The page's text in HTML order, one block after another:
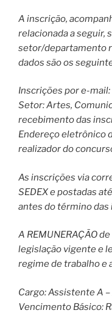
A inscrição,
relacionada a seguir,
setor/departamento
dados são os
Inscrições por e-mail:
Setor: Artes,
recebimento das
Endereço eletrônico
realizador do
As inscrições via
SEDEX e postadas
antes do término das
A REMUNERAÇÃO
legislação vigente e
regime de trabalho e
Cargo: Assistente A –
Vencimento Básico: